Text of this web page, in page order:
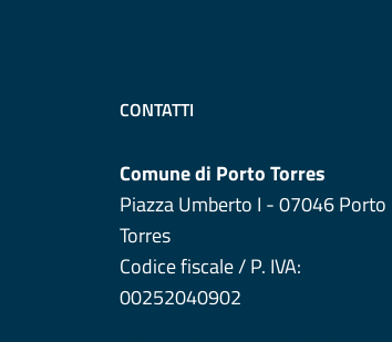
CONTATTI
Comune di Porto Torres
Piazza Umberto I - 07046 Porto
Torres
Codice fiscale / P. IVA:
00252040902